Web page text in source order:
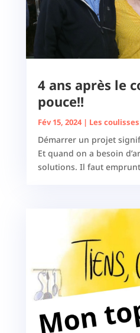
4 ans après le
pouce!!
Fév 15, 2024| Les coulisses
Démarrer un projet
Et quand on a besoin
solutions. Il faut